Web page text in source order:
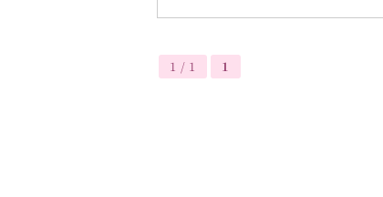
1 / 1 1